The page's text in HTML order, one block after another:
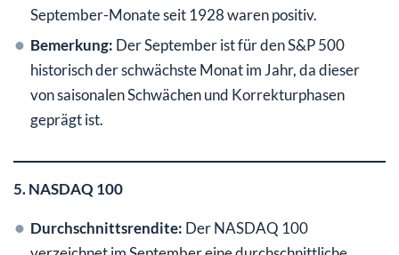
September-Monate seit 1928 waren positiv.
Bemerkung: Der September ist für den S&P 500
historisch der schwächste Monat im Jahr, da dieser
von saisonalen Schwächen und Korrekturphasen
geprägt ist.
5. NASDAQ 100
Durchschnittsrendite: Der NASDAQ 100